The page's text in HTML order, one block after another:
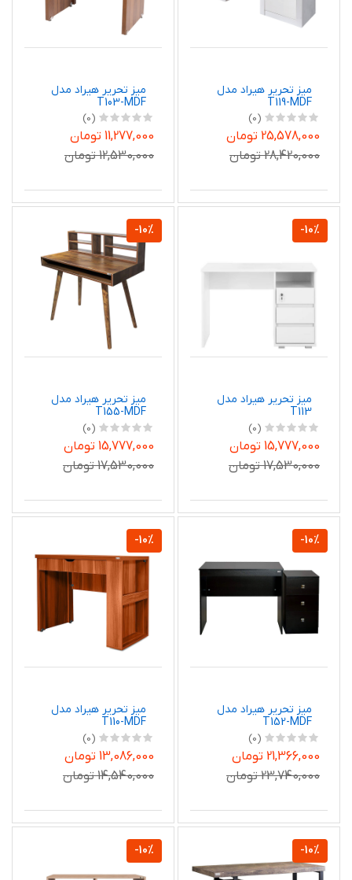
میز تحریر هیراد مدل
T119-MDF
(0)
25,578,000 تومان
28,420,000 تومان
میز تحریر هیراد مدل
T103-MDF
(0)
11,277,000 تومان
12,530,000 تومان
-10%
میز تحریر هیراد مدل
T113
(0)
15,777,000 تومان
17,530,000 تومان
-10%
میز تحریر هیراد مدل
T155-MDF
(0)
15,777,000 تومان
17,530,000 تومان
-10%
میز تحریر هیراد مدل
T152-MDF
(0)
21,366,000 تومان
23,740,000 تومان
-10%
میز تحریر هیراد مدل
T110-MDF
(0)
13,086,000 تومان
14,540,000 تومان
-10%
-10%